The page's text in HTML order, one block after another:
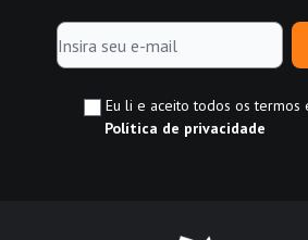
Eu li e aceito todos os termos
Política de privacidade